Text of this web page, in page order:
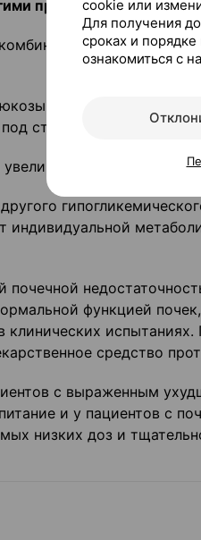
с
в крови
под строгим
дозу на
индиви­дуальной
почечной
функцией
средство
с выраженным
и у пациентов с
низких доз и
cookie или
Для получения
сроках и
ознакомиться с